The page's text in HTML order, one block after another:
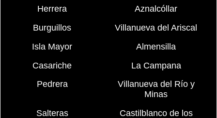
Herrera
Aznalcóllar
Burguillos
Villanueva del Ariscal
Isla Mayor
Almensilla
Casariche
La Campana
Pedrera
Villanueva del Río y
Minas
Salteras
Castilblanco de los